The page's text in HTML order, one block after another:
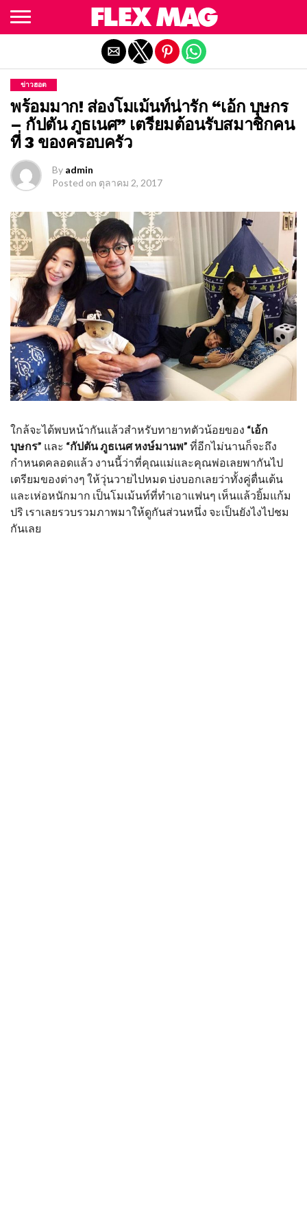
ข่าวฮอต
พร้อมมาก! ส่องโมเม้นท์น่ารัก “เอ้ก บุษกร
– กัปตัน ภูธเนศ” เตรียมต้อนรับสมาชิกคน
ที่ 3 ของครอบครัว
By admin
Posted on ตุลาคม 2, 2017
ใกล้จะได้พบหน้ากันแล้วสำหรับทายาทตัวน้อยของ “เอ้ก
บุษกร” และ “กัปตัน ภูธเนศ หงษ์มานพ” ที่อีกไม่นานก็จะถึง
กำหนดคลอดแล้ว งานนี้ว่าที่คุณแม่และคุณพ่อเลยพากันไป
เตรียมของต่างๆ ให้วุ่นวายไปหมด บ่งบอกเลยว่าทั้งคู่ตื่นเต้น
และเห่อหนักมาก เป็นโมเม้นท์ที่ทำเอาแฟนๆ เห็นแล้วยิ้มแก้ม
ปริ เราเลยรวบรวมภาพมาให้ดูกันส่วนหนึ่ง จะเป็นยังไงไปชม
กันเลย
Exit mobile version